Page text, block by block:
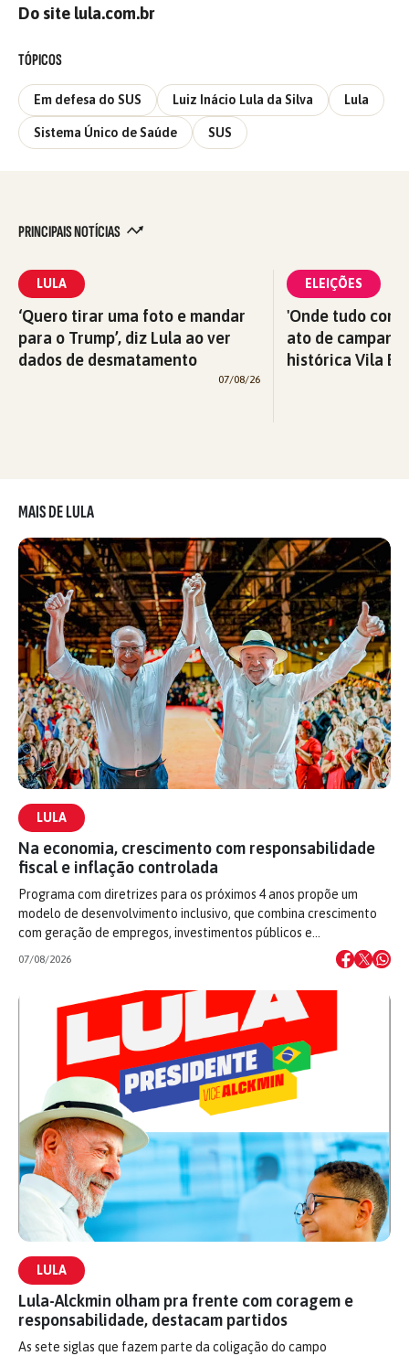
Do site lula.com.br
TÓPICOS
Em defesa do SUS Luiz Inácio Lula da Silva Lula
Sistema Único de Saúde SUS
PRINCIPAIS NOTÍCIAS
LULA
‘Quero tirar uma foto e mandar
para o Trump’, diz Lula ao ver
dados de desmatamento
07/08/26
ELEIÇÕES
'Onde tudo
ato de
histórica Vila
MAIS DE LULA
LULA
Na economia, crescimento com responsabilidade
fiscal e inflação controlada
Programa com diretrizes para os próximos 4 anos propõe um
modelo de desenvolvimento inclusivo, que combina crescimento
com geração de empregos, investimentos públicos e…
07/08/2026
LULA
Lula-Alckmin olham pra frente com coragem e
responsabilidade, destacam partidos
As sete siglas que fazem parte da coligação do campo